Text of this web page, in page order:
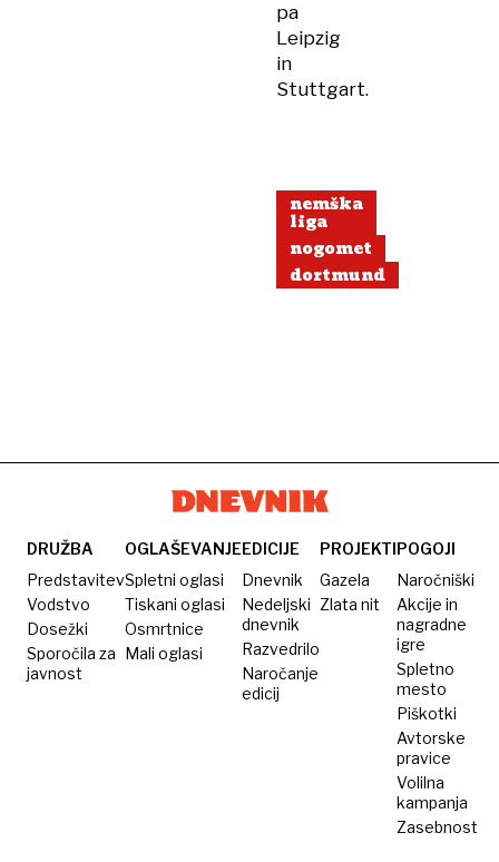
pa
Leipzig
in
Stuttgart.
nemška
liga
nogomet
dortmund
DRUŽBA
Predstavitev
Vodstvo
Dosežki
Sporočila za
javnost
OGLAŠEVANJE
Spletni oglasi
Tiskani oglasi
Osmrtnice
Mali oglasi
EDICIJE
Dnevnik
Nedeljski
dnevnik
Razvedrilo
Naročanje
edicij
PROJEKTI
Gazela
Zlata nit
POGOJI
Naročniški
Akcije in
nagradne
igre
Spletno
mesto
Piškotki
Avtorske
pravice
Volilna
kampanja
Zasebnost